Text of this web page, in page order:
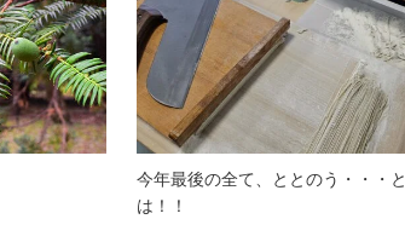
今年最後の全て、ととのう・・・と
は！！